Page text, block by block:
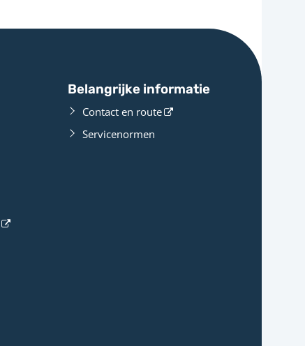
Belangrijke informatie
Contact en route
Servicenormen